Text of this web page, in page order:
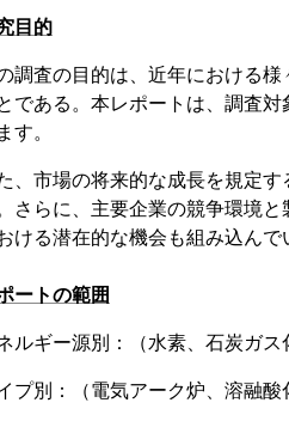
目的
調査の目的は、近年における
である。本レポートは、調査
す。
、市場の将来的な成長を規定
さらに、主要企業の競争環境
ける潜在的な機会も組み込んで
ートの範囲
ルギー源別：（水素、石炭ガス
プ別：（電気アーク炉、溶融酸